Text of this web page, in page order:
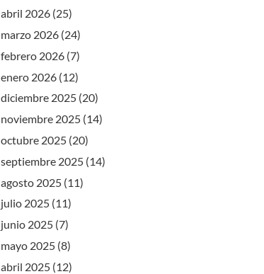
abril 2026 (25)
marzo 2026 (24)
febrero 2026 (7)
enero 2026 (12)
diciembre 2025 (20)
noviembre 2025 (14)
octubre 2025 (20)
septiembre 2025 (14)
agosto 2025 (11)
julio 2025 (11)
junio 2025 (7)
mayo 2025 (8)
abril 2025 (12)